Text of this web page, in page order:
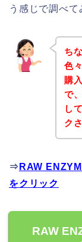
う感じで調べ
ち
色
購
で
し
ク
⇒ RAW
をクリック
RAW